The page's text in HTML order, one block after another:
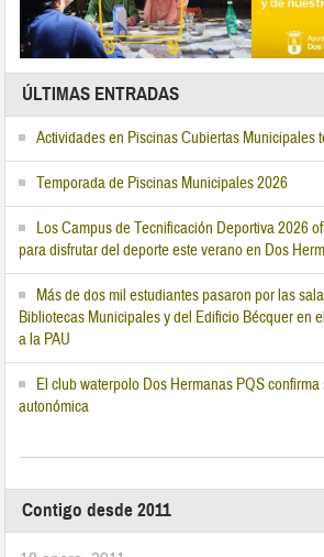
ÚLTIMAS ENTRADAS
Actividades en Piscinas Cubiertas Municipales
Temporada de Piscinas Municipales 2026
Los Campus de Tecnificación Deportiva 2026
para disfrutar del deporte este verano en Dos
Más de dos mil estudiantes pasaron por las
Bibliotecas Municipales y del Edificio Bécquer en
a la PAU
El club waterpolo Dos Hermanas PQS
autonómica
Contigo desde 2011